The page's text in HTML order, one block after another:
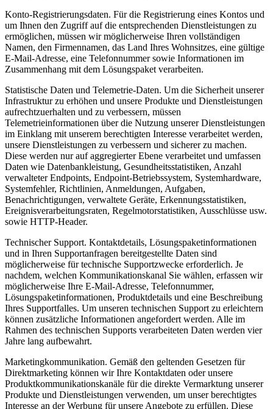
Konto-Registrierungsdaten. Für die Registrierung eines Kontos und
um Ihnen den Zugriff auf die entsprechenden Dienstleistungen zu
ermöglichen, müssen wir möglicherweise Ihren vollständigen
Namen, den Firmennamen, das Land Ihres Wohnsitzes, eine gültige
E-Mail-Adresse, eine Telefonnummer sowie Informationen im
Zusammenhang mit dem Lösungspaket verarbeiten.
Statistische Daten und Telemetrie-Daten. Um die Sicherheit unserer
Infrastruktur zu erhöhen und unsere Produkte und Dienstleistungen
aufrechtzuerhalten und zu verbessern, müssen
Telemetrieinformationen über die Nutzung unserer Dienstleistungen
im Einklang mit unserem berechtigten Interesse verarbeitet werden,
unsere Dienstleistungen zu verbessern und sicherer zu machen.
Diese werden nur auf aggregierter Ebene verarbeitet und umfassen
Daten wie Datenbankleistung, Gesundheitsstatistiken, Anzahl
verwalteter Endpoints, Endpoint-Betriebssystem, Systemhardware,
Systemfehler, Richtlinien, Anmeldungen, Aufgaben,
Benachrichtigungen, verwaltete Geräte, Erkennungsstatistiken,
Ereignisverarbeitungsraten, Regelmotorstatistiken, Ausschlüsse usw.
sowie HTTP-Header.
Technischer Support. Kontaktdetails, Lösungspaketinformationen
und in Ihren Supportanfragen bereitgestellte Daten sind
möglicherweise für technische Supportzwecke erforderlich. Je
nachdem, welchen Kommunikationskanal Sie wählen, erfassen wir
möglicherweise Ihre E-Mail-Adresse, Telefonnummer,
Lösungspaketinformationen, Produktdetails und eine Beschreibung
Ihres Supportfalles. Um unseren technischen Support zu erleichtern
können zusätzliche Informationen angefordert werden. Alle im
Rahmen des technischen Supports verarbeiteten Daten werden vier
Jahre lang aufbewahrt.
Marketingkommunikation. Gemäß den geltenden Gesetzen für
Direktmarketing können wir Ihre Kontaktdaten oder unsere
Produktkommunikationskanäle für die direkte Vermarktung unserer
Produkte und Dienstleistungen verwenden, um unser berechtigtes
Interesse an der Werbung für unsere Angebote zu erfüllen. Diese